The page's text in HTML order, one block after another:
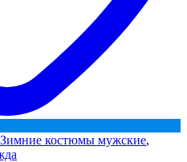
Зимние костюмы мужские,